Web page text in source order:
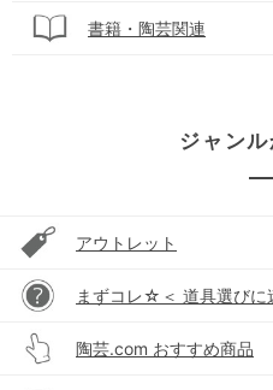
書籍・陶芸関連
ジャン
アウトレット
まずコレ☆＜ 道具選びに
陶芸.com おすすめ商品